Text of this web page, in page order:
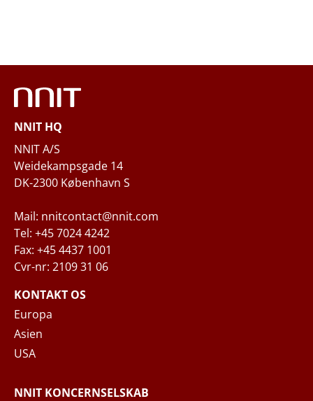
Telefon
Spørgsmål og/eller behov
Når du indsender din forespørgsel til NNIT
via kontaktformularen, behandler NNIT de
overensstemmelse med
hvor du kan læse mere om dine rettigheder
NNIT HQ
NNIT A/S
Weidekampsgade 14
DK-2300 København S
Mail: nnitcontact@nnit.com
Tel: +45 7024 4242
Fax: +45 4437 1001
Cvr-nr: 2109 31 06
KONTAKT OS
Europa
Asien
USA
NNIT KONCERNSELSKAB